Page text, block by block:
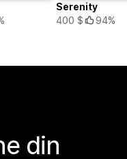
Serenity
400 $
94%
din